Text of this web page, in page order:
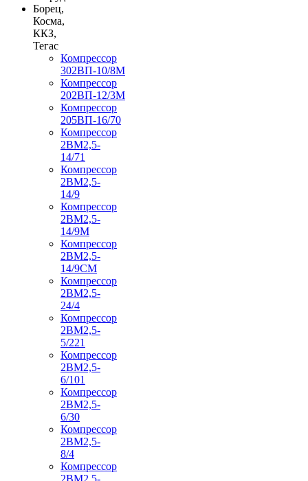
Борец,
Косма,
ККЗ,
Тегас
Компрессор
302ВП-10/8М
Компрессор
202ВП-12/3М
Компрессор
205ВП-16/70
Компрессор
2ВМ2,5-
14/71
Компрессор
2ВМ2,5-
14/9
Компрессор
2ВМ2,5-
14/9М
Компрессор
2ВМ2,5-
14/9СМ
Компрессор
2ВМ2,5-
24/4
Компрессор
2ВМ2,5-
5/221
Компрессор
2ВМ2,5-
6/101
Компрессор
2ВМ2,5-
6/30
Компрессор
2ВМ2,5-
8/4
Компрессор
2ВМ2,5-